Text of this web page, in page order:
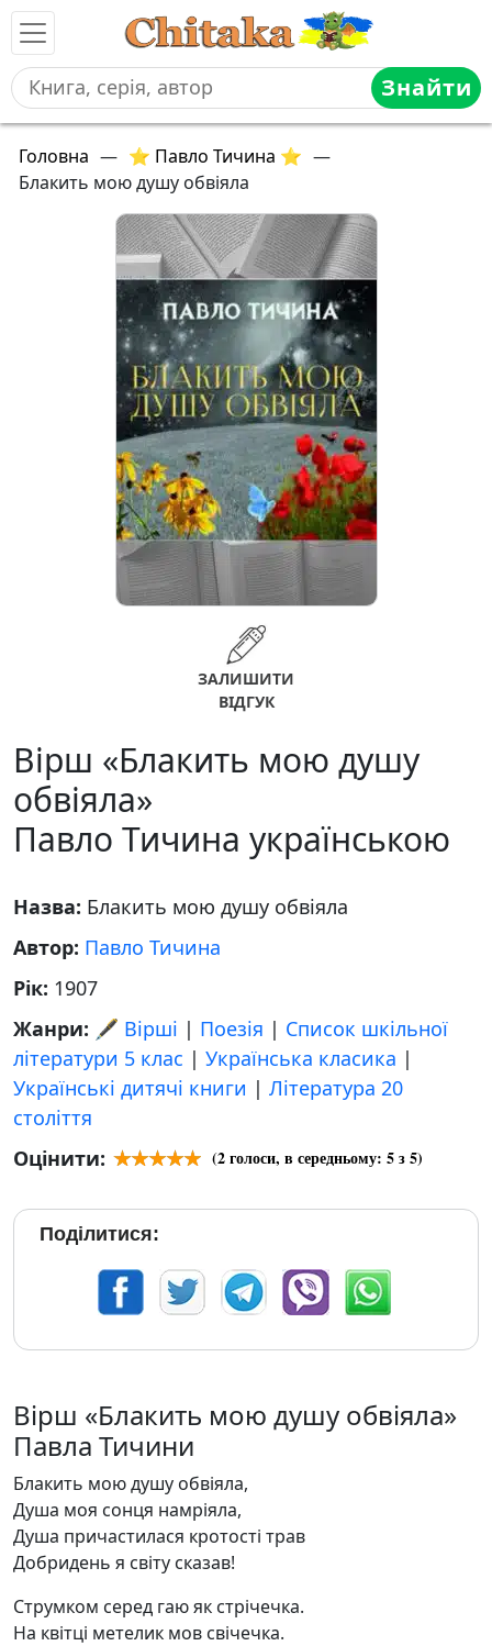
Знайти
Головна — ⭐ Павло Тичина ⭐ —
Блакить мою душу обвіяла
ЗАЛИШИТИ
ВІДГУК
Вірш «Блакить мою душу
обвіяла»
Павло Тичина українською
Назва: Блакить мою душу обвіяла
Автор: Павло Тичина
Рік: 1907
Жанри: 🖋️ Вірші | Поезія | Список шкільної
літератури 5 клас | Українська класика |
Українські дитячі книги | Література 20
століття
Оцінити:
(2голоси, в середньому: 5з 5)
Поділитися:
Вірш «Блакить мою душу обвіяла»
Павла Тичини
Блакить мою душу обвіяла,
Душа моя сонця намріяла,
Душа причастилася кротості трав
Добридень я світу сказав!
Струмком серед гаю як стрічечка.
На квітці метелик мов свічечка.